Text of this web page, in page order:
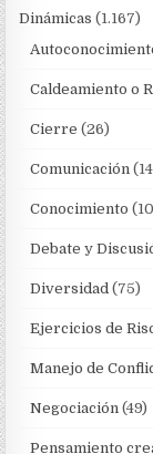
Dinámicas (1.167)
Caldeamiento o
Cierre (26)
Comunicación
Conocimiento
Debate y
Diversidad (75)
Ejercicios de
Manejo de
Negociación (49)
Pensamiento